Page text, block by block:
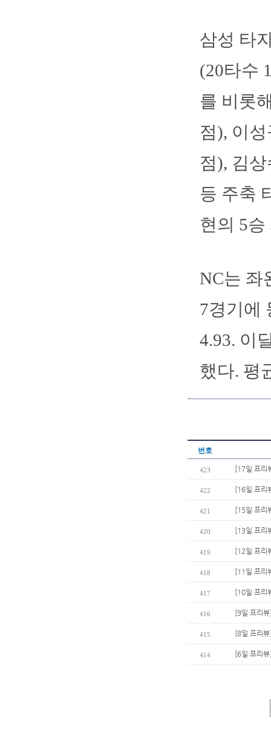
삼성 타
(20타수
를 비롯
점), 이
점), 김
등 주축
현의 5
NC는 좌
7경기에
4.93. 이
했다. 평
번호
423 [17일 프리
422 [16일 프리
421 [15일 프리
420 [13일 프리
419 [12일 프리
418 [11일 프리
417 [10일 프리
416 [9일 프리
415 [8일 프리
414 [6일 프리